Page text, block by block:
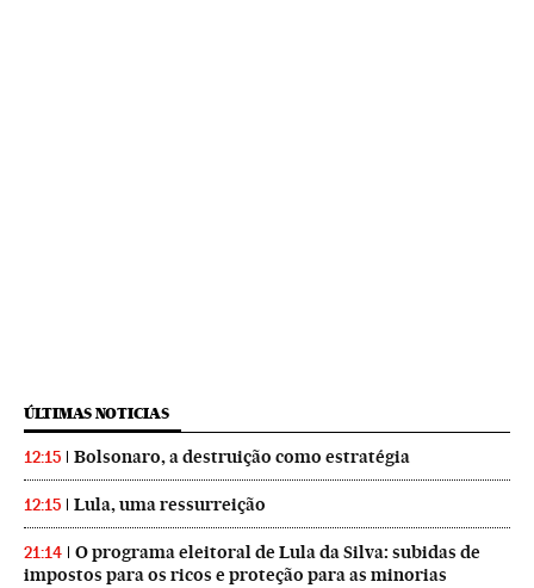
ÚLTIMAS NOTICIAS
12:15 Bolsonaro, a destruição como estratégia
12:15 Lula, uma ressurreição
21:14
O programa eleitoral de Lula da Silva: subidas de
impostos para os ricos e proteção para as minorias